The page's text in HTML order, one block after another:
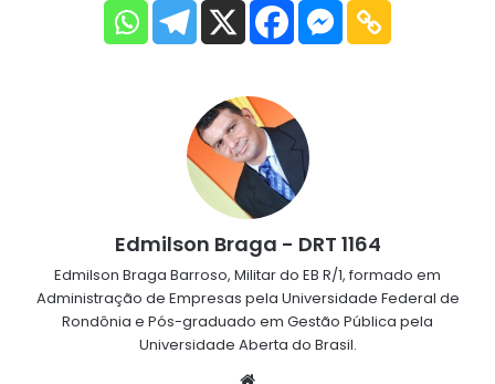
Edmilson Braga - DRT 1164
Edmilson Braga Barroso, Militar do EB R/1, formado em
Administração de Empresas pela Universidade Federal de
Rondônia e Pós-graduado em Gestão Pública pela
Universidade Aberta do Brasil.